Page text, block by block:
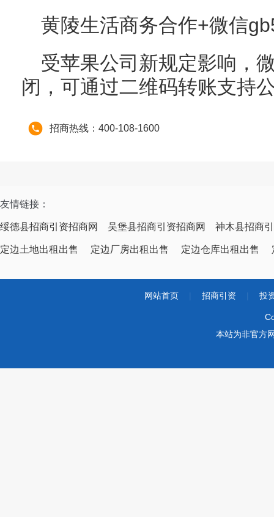
黄陵生活商务合作+微信
受苹果公司新规定影响，
闭，可通过二维码转账支持
招商热线：400-108-1600
友情链接：
绥德县招商引资招商网 吴堡县招商引资招商网 神木县招商
定边土地出租出售 定边厂房出租出售 定边仓库出租出售
网站首页 招商引资 投
本站为非官方